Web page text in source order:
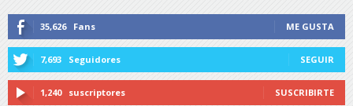
35,626 Fans ME GUSTA
7,693 Seguidores SEGUIR
1,240 suscriptores SUSCRIBIRTE